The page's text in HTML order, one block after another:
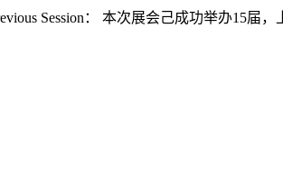
Session： 本次展会己成功举办15届，